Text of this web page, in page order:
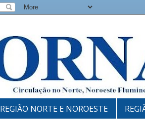
REGIÃO NORTE E NOROESTE